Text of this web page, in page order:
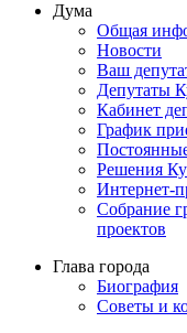
Дума
Общая
Новости
Ваш
Депутаты
Кабинет
График
Решения
Интернет-
Собрание
проектов
Глава города
Биография
Советы и